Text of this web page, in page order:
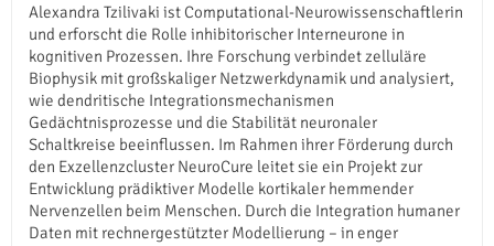
Alexandra Tzilivaki ist Computational-Neurowissenschaftlerin
und erforscht die Rolle inhibitorischer Interneurone in
kognitiven Prozessen. Ihre Forschung verbindet zelluläre
Biophysik mit großskaliger Netzwerkdynamik und analysiert,
wie dendritische Integrationsmechanismen
Gedächtnisprozesse und die Stabilität neuronaler
Schaltkreise beeinflussen. Im Rahmen ihrer Förderung durch
den Exzellenzcluster NeuroCure leitet sie ein Projekt zur
Entwicklung prädiktiver Modelle kortikaler hemmender
Nervenzellen beim Menschen. Durch die Integration humaner
Daten mit rechnergestützter Modellierung – in enger